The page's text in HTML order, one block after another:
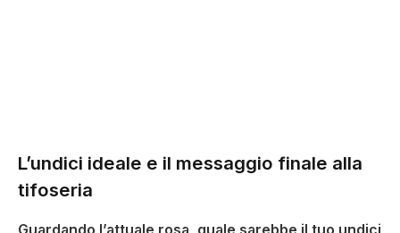
L’undici ideale e il messaggio finale alla
tifoseria